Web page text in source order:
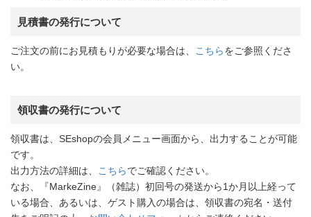
見積書の発行について
ご注文の前にお見積もりが必要な場合は、 こちらをご参照くださ
い。
領収書の発行について
領収書は、SEshopの会員メニュー画面から、出力することが可能
です。
出力方法の詳細は、
こちらでご確認ください。
なお、『MarkeZine』（雑誌）初回号の発送から1か月以上経って
いる場合、あるいは、ゲスト購入の場合は、領収書の宛名・送付